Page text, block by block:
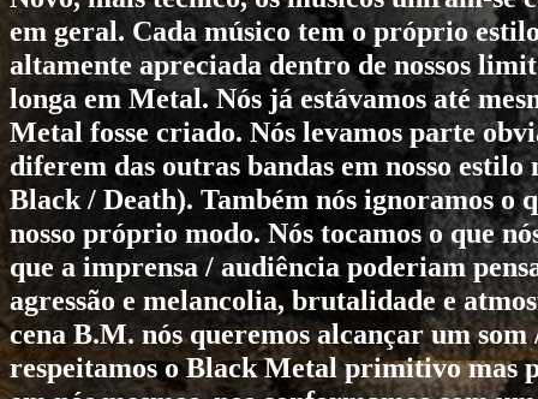
em geral. Cada músico tem o próprio
altamente apreciada dentro de nossos
longa em Metal. Nós já estávamos até
Metal fosse criado. Nós levamos parte
diferem das outras bandas em nosso
Black / Death). Também nós ignoramos o
nosso próprio modo. Nós tocamos o que
que a imprensa / audiência poderiam
agressão e melancolia, brutalidade e
cena B.M. nós queremos alcançar um
respeitamos o Black Metal primitivo mas